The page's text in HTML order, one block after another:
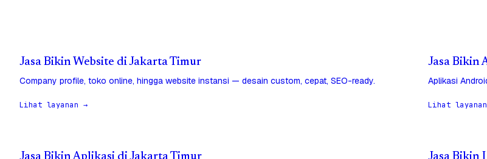
Jasa Bikin Website di Jakarta Timur
Company profile, toko online, hingga website instansi — desain custom, cepat, SEO-ready.
Lihat layanan →
Jasa Bikin
Aplikasi
Lihat